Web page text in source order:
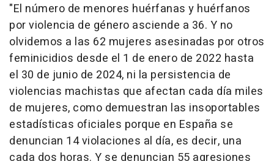
"El número de menores huérfanas y huérfanos
por violencia de género asciende a 36. Y no
olvidemos a las 62 mujeres asesinadas por otros
feminicidios desde el 1 de enero de 2022 hasta
el 30 de junio de 2024, ni la persistencia de
violencias machistas que afectan cada día miles
de mujeres, como demuestran las insoportables
estadísticas oficiales porque en España se
denuncian 14 violaciones al día, es decir, una
cada dos horas. Y se denuncian 55 agresiones